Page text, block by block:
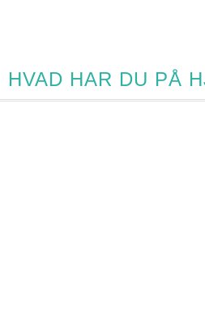
HVAD HAR DU PÅ